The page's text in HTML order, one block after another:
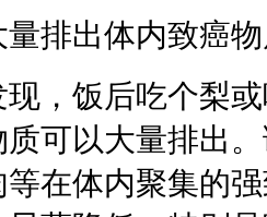
排出体内致癌
，饭后吃个梨
质可以大量排出
在体内聚集的